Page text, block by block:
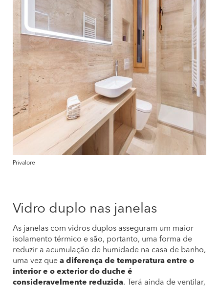
Privalore
Vidro duplo nas janelas
As janelas com vidros duplos asseguram um maior
isolamento térmico e são, portanto, uma forma de
reduzir a acumulação de humidade na casa de banho,
uma vez que a diferença de temperatura entre o
interior e o exterior do duche é
consideravelmente reduzida. Terá ainda de ventilar,